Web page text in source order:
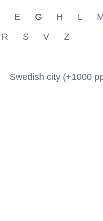
E G H L
R
S V Z
Swedish city (+1000